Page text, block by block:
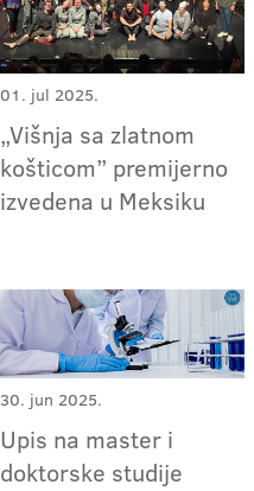
01. jul 2025.
„Višnja sa zlatnom
košticom” premijerno
izvedena u Meksiku
30. jun 2025.
Upis na master i
doktorske studije